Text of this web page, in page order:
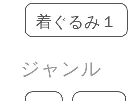
着ぐるみ１
ジャンル